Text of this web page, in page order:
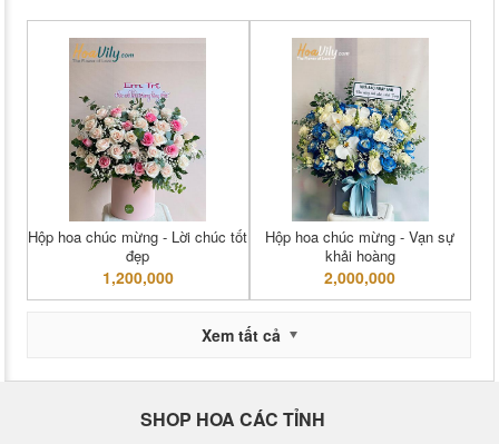
Hộp hoa chúc mừng - Lời chúc tốt
đẹp
1,200,000
Hộp hoa chúc mừng - Vạn sự
khải hoàng
2,000,000
Xem tất cả
SHOP HOA CÁC TỈNH